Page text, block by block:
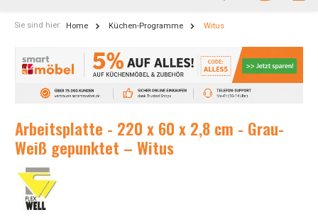
Sie sind hier: Home Küchen-Programme Witus
Arbeitsplatte - 220 x 60 x 2,8 cm - Grau-
Weiß gepunktet – Witus